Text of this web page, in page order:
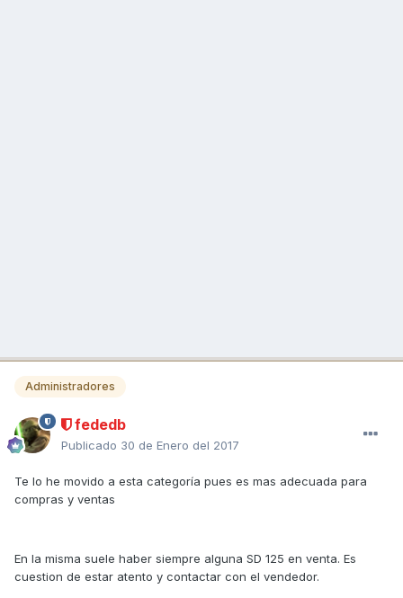
Administradores
fededb
Publicado 30 de Enero del 2017
Te lo he movido a esta categoría pues es mas adecuada para
compras y ventas
En la misma suele haber siempre alguna SD 125 en venta. Es
cuestion de estar atento y contactar con el vendedor.